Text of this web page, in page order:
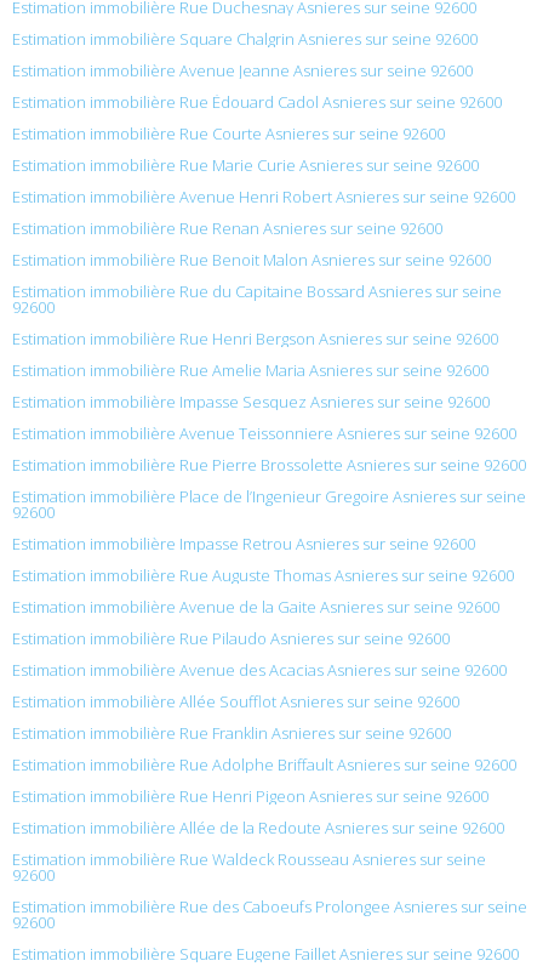
Estimation immobilière Rue Duchesnay Asnieres sur seine 92600
Estimation immobilière Square Chalgrin Asnieres sur seine 92600
Estimation immobilière Avenue Jeanne Asnieres sur seine 92600
Estimation immobilière Rue Édouard Cadol Asnieres sur seine 92600
Estimation immobilière Rue Courte Asnieres sur seine 92600
Estimation immobilière Rue Marie Curie Asnieres sur seine 92600
Estimation immobilière Avenue Henri Robert Asnieres sur seine 92600
Estimation immobilière Rue Renan Asnieres sur seine 92600
Estimation immobilière Rue Benoit Malon Asnieres sur seine 92600
Estimation immobilière Rue du Capitaine Bossard Asnieres sur seine
92600
Estimation immobilière Rue Henri Bergson Asnieres sur seine 92600
Estimation immobilière Rue Amelie Maria Asnieres sur seine 92600
Estimation immobilière Impasse Sesquez Asnieres sur seine 92600
Estimation immobilière Avenue Teissonniere Asnieres sur seine 92600
Estimation immobilière Rue Pierre Brossolette Asnieres sur seine 92600
Estimation immobilière Place de l’Ingenieur Gregoire Asnieres sur seine
92600
Estimation immobilière Impasse Retrou Asnieres sur seine 92600
Estimation immobilière Rue Auguste Thomas Asnieres sur seine 92600
Estimation immobilière Avenue de la Gaite Asnieres sur seine 92600
Estimation immobilière Rue Pilaudo Asnieres sur seine 92600
Estimation immobilière Avenue des Acacias Asnieres sur seine 92600
Estimation immobilière Allée Soufflot Asnieres sur seine 92600
Estimation immobilière Rue Franklin Asnieres sur seine 92600
Estimation immobilière Rue Adolphe Briffault Asnieres sur seine 92600
Estimation immobilière Rue Henri Pigeon Asnieres sur seine 92600
Estimation immobilière Allée de la Redoute Asnieres sur seine 92600
Estimation immobilière Rue Waldeck Rousseau Asnieres sur seine
92600
Estimation immobilière Rue des Caboeufs Prolongee Asnieres sur seine
92600
Estimation immobilière Square Eugene Faillet Asnieres sur seine 92600